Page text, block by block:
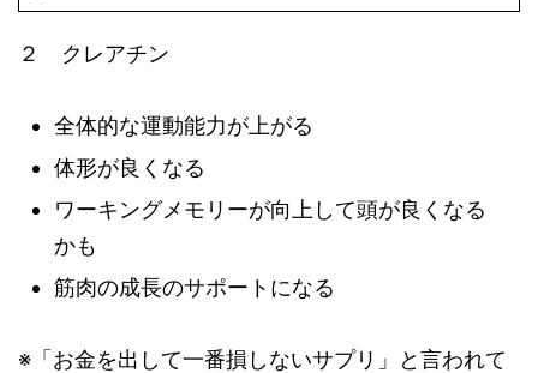
２ クレアチン
全体的な運動能力が上がる
体形が良くなる
ワーキングメモリーが向上して頭が良くなる
かも
筋肉の成長のサポートになる
※「お金を出して一番損しないサプリ」と言われて